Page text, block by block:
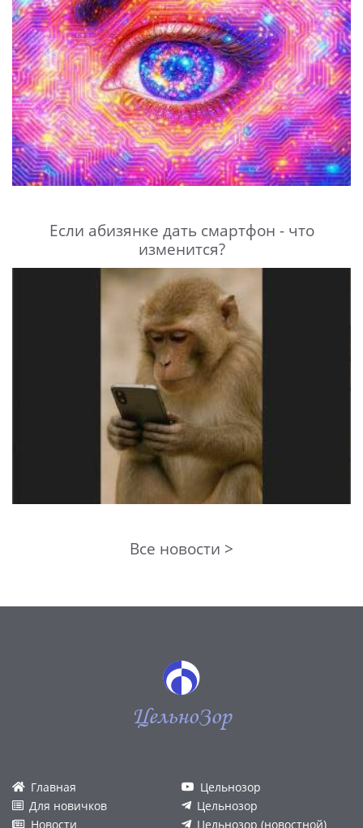
Если абизянке дать смартфон - что
изменится?
Все новости >
ЦельноЗор
Главная
Для новичков
Новости
Цельнозор
Цельнозор
Цельнозор (новостной)